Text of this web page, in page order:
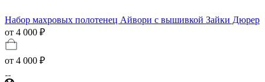
Набор махровых полотенец Айвори с вышивкой Зайки Дюрер
от 4 000 ₽
от 4 000 ₽